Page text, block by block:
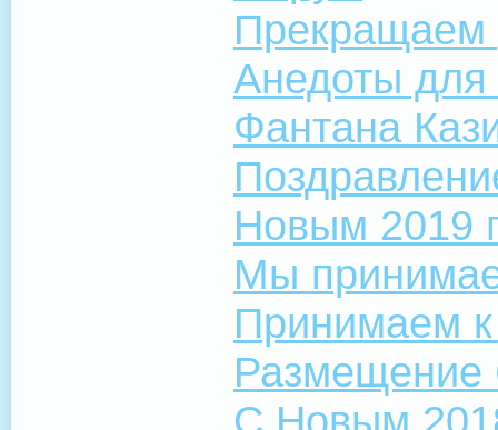
Прекращаем
Анедоты для
Фантана
Новым 2019
Мы
Принимаем
Размещение